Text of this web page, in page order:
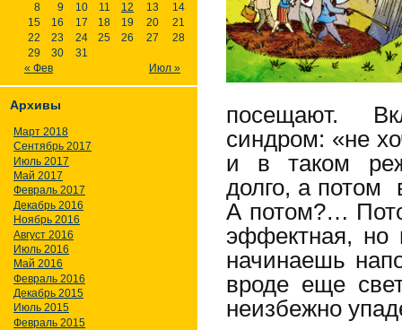
« Фев Июл »
8
9 10 11 12 13
14
15
16 17 18 19 20
21
22
23 24 25 26 27
28
29
30 31
Архивы
Март 2018
Сентябрь 2017
Июль 2017
Май 2017
Февраль 2017
Декабрь 2016
Ноябрь 2016
Август 2016
Июль 2016
Май 2016
Февраль 2016
Декабрь 2015
Июль 2015
Февраль 2015
посещают.
синдром: «не
и в таком
долго, а потом
А потом?…
эффектная,
начинаешь
вроде еще
неизбежно